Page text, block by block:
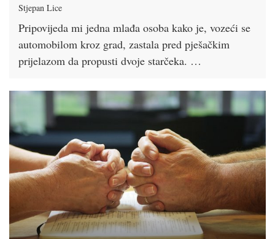
Stjepan Lice
Pripovijeda mi jedna mlađa osoba kako je, vozeći se
automobilom kroz grad, zastala pred pješačkim
prijelazom da propusti dvoje starčeka. …